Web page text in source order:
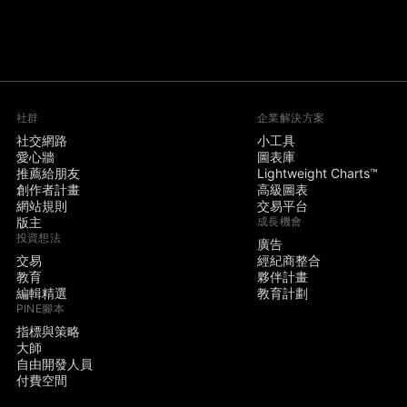
社群
社交網路
愛心牆
推薦給朋友
創作者計畫
網站規則
版主
投資想法
交易
教育
編輯精選
PINE腳本
指標與策略
大師
自由開發人員
付費空間
企業解決方案
小工具
圖表庫
Lightweight Charts™
高級圖表
交易平台
成長機會
廣告
經紀商整合
夥伴計畫
教育計劃